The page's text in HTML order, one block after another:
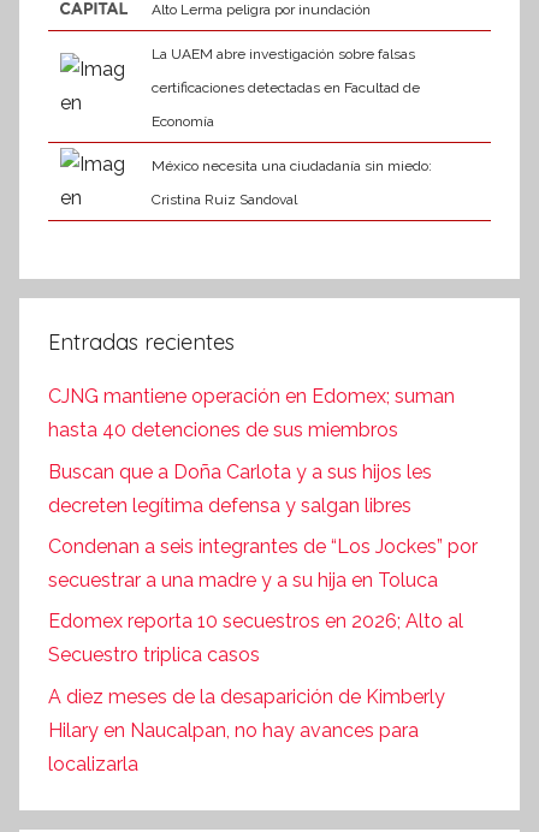
Alto Lerma peligra por inundación
La UAEM abre investigación sobre falsas
certificaciones detectadas en Facultad de
Economía
México necesita una ciudadanía sin miedo:
Cristina Ruiz Sandoval
Entradas recientes
CJNG mantiene operación en Edomex; suman
hasta 40 detenciones de sus miembros
Buscan que a Doña Carlota y a sus hijos les
decreten legítima defensa y salgan libres
Condenan a seis integrantes de “Los Jockes” por
secuestrar a una madre y a su hija en Toluca
Edomex reporta 10 secuestros en 2026; Alto al
Secuestro triplica casos
A diez meses de la desaparición de Kimberly
Hilary en Naucalpan, no hay avances para
localizarla